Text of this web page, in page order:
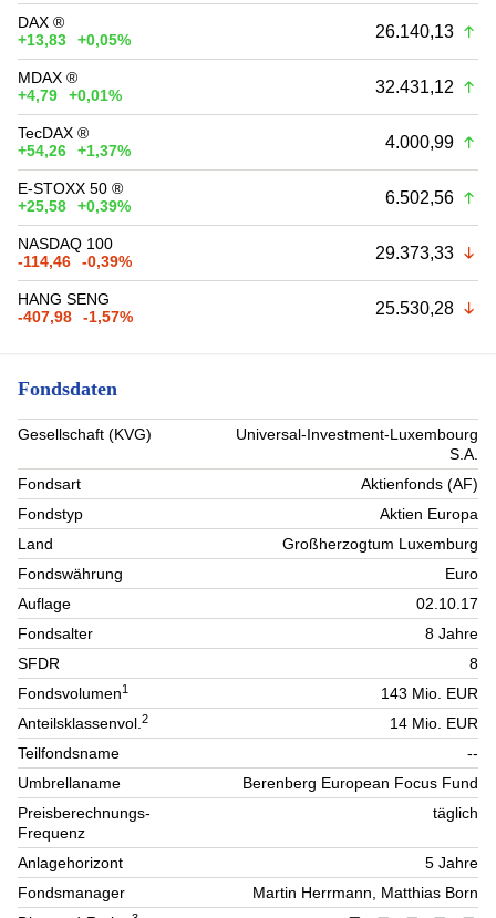
DAX ®
+13,83
+0,05% 26.140,13
MDAX ®
+4,79
+0,01% 32.431,12
TecDAX ®
+54,26
+1,37% 4.000,99
E-STOXX 50 ®
+25,58
+0,39% 6.502,56
NASDAQ 100
-114,46
-0,39% 29.373,33
HANG SENG
-407,98
-1,57% 25.530,28
Fondsdaten
Gesellschaft (KVG)
Universal-Investment-Luxembourg
S.A.
Fondsart
Aktienfonds (AF)
Fondstyp
Aktien Europa
Land
Großherzogtum Luxemburg
Fondswährung
Euro
Auflage
02.10.17
Fondsalter
8 Jahre
SFDR
8
Fondsvolumen1
143 Mio. EUR
Anteilsklassenvol.2
14 Mio. EUR
Teilfondsname
--
Umbrellaname
Berenberg European Focus Fund
Preisberechnungs-
Frequenz
täglich
Anlagehorizont
5 Jahre
Fondsmanager
Martin Herrmann, Matthias Born